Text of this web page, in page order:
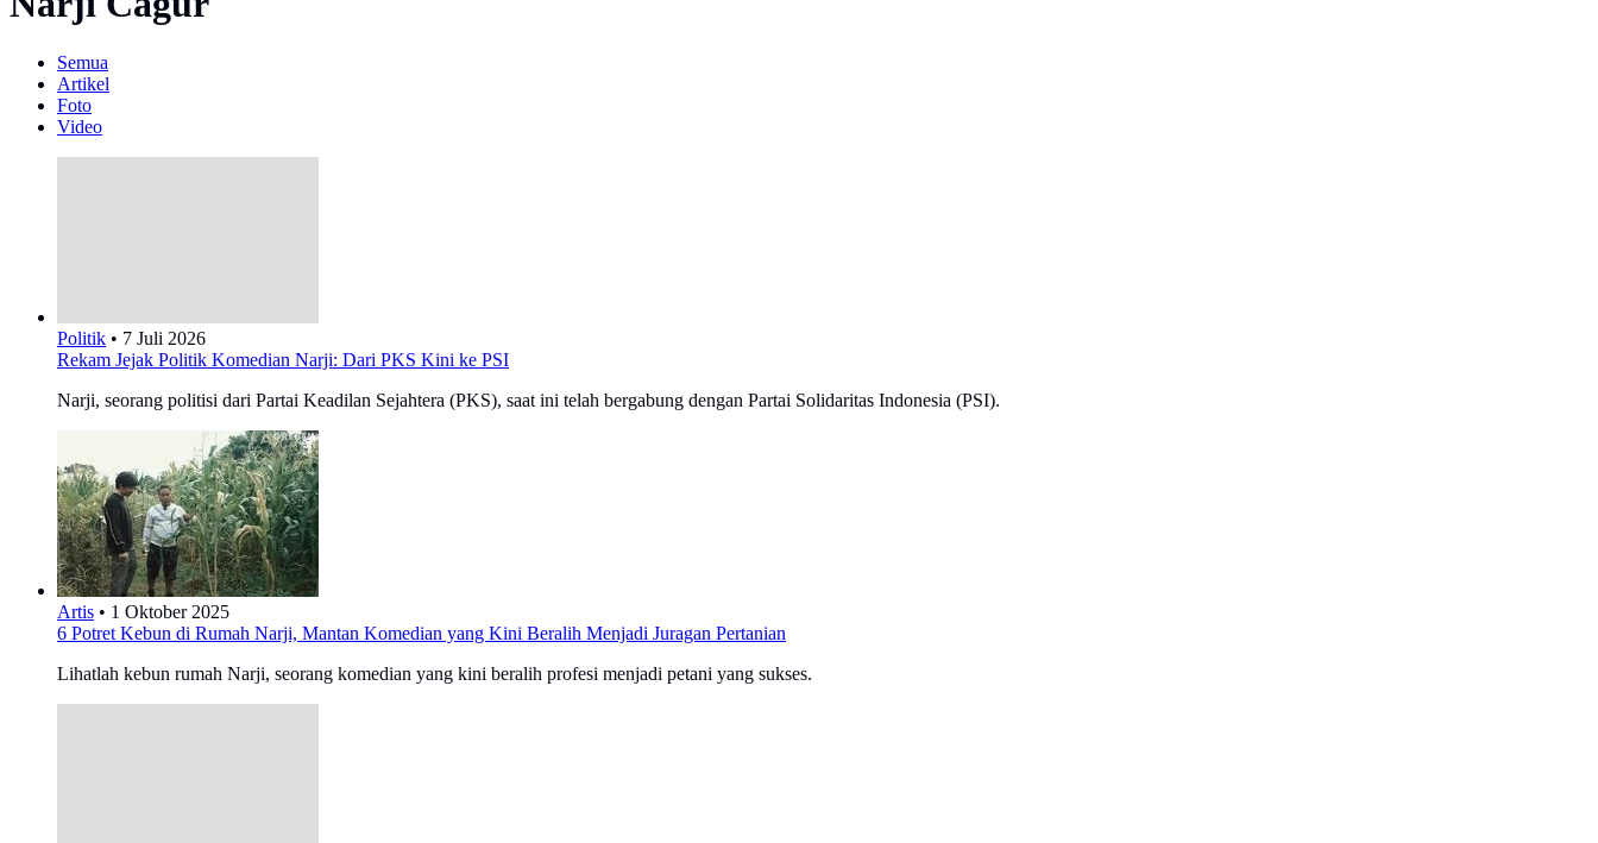
Semua
Artikel
Foto
Video
Politik • 7 Juli 2026
Rekam Jejak Politik Komedian Narji: Dari PKS Kini ke PSI
Narji, seorang politisi dari Partai Keadilan Sejahtera (PKS), saat ini telah bergabung dengan Partai Solidaritas Indonesia (PSI).
Artis • 1 Oktober 2025
6 Potret Kebun di Rumah Narji, Mantan Komedian yang Kini Beralih Menjadi Juragan Pertanian
Lihatlah kebun rumah Narji, seorang komedian yang kini beralih profesi menjadi petani yang sukses.